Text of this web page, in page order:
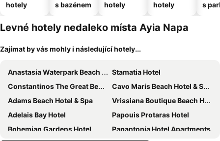
hotely
s bazénem
hotely
hotely
s
Levné hotely nedaleko místa Ayia Napa
Zajímat by vás mohly i následující hotely...
Anastasia Waterpark Beach Resort
Stamatia Hotel
Constantinos The Great Beach Hotel
Cavo Maris Beach Hotel & Suites
Adams Beach Hotel & Spa
Vrissiana Boutique Beach Hotel
Adelais Bay Hotel
Papouis Protaras Hotel
Bohemian Gardens Hotel
Papantonia Hotel Apartments